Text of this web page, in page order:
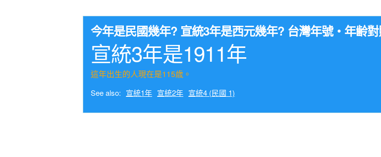
今年是民國幾年? 宣統3年是西元幾年? 台灣年號・年齢
宣統3年是1911年
這年出生的人現在是115歳。
See also: 宣統1年 宣統2年 宣統4 (民國 1)